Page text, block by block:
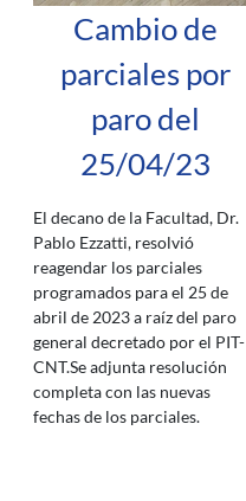
Cambio de
parciales por
paro del
25/04/23
El decano de la Facultad, Dr.
Pablo Ezzatti, resolvió
reagendar los parciales
programados para el 25 de
abril de 2023 a raíz del paro
general decretado por el PIT-
CNT.Se adjunta resolución
completa con las nuevas
fechas de los parciales.